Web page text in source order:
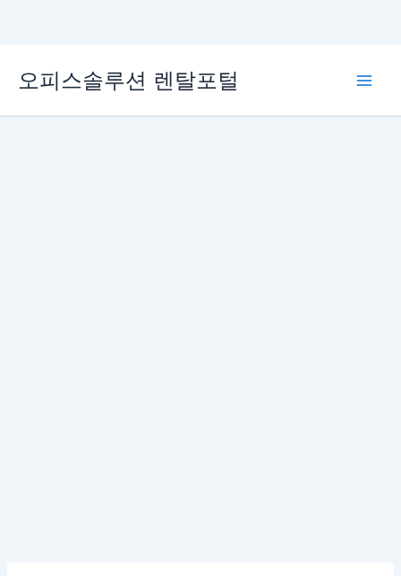
로
오피스솔루션 렌탈포털